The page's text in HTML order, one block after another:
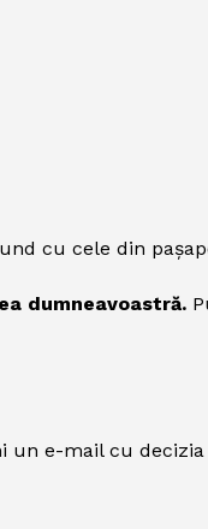
cu cele din
dumneavoastră.
un e-mail cu